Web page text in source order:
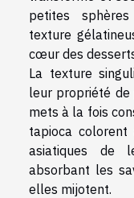
petites
texture
cœur des
La texture
leur propriété de
mets à la fois
tapioca
asiatiques de
absorbant les
elles mijotent.